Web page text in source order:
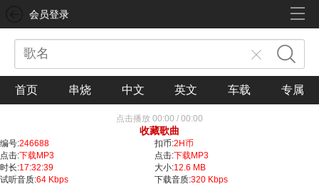
会员登录
首页 串烧 中文 英文 车载 专属
点击播放 00:00 / 00:00
收藏歌曲
编号:246688 扣币:2H币
点击:下载MP3 点击:下载MP3
时长:17:32:39 大小:12.6 MB
试听音质:64 Kbps 下载音质:320 Kbps